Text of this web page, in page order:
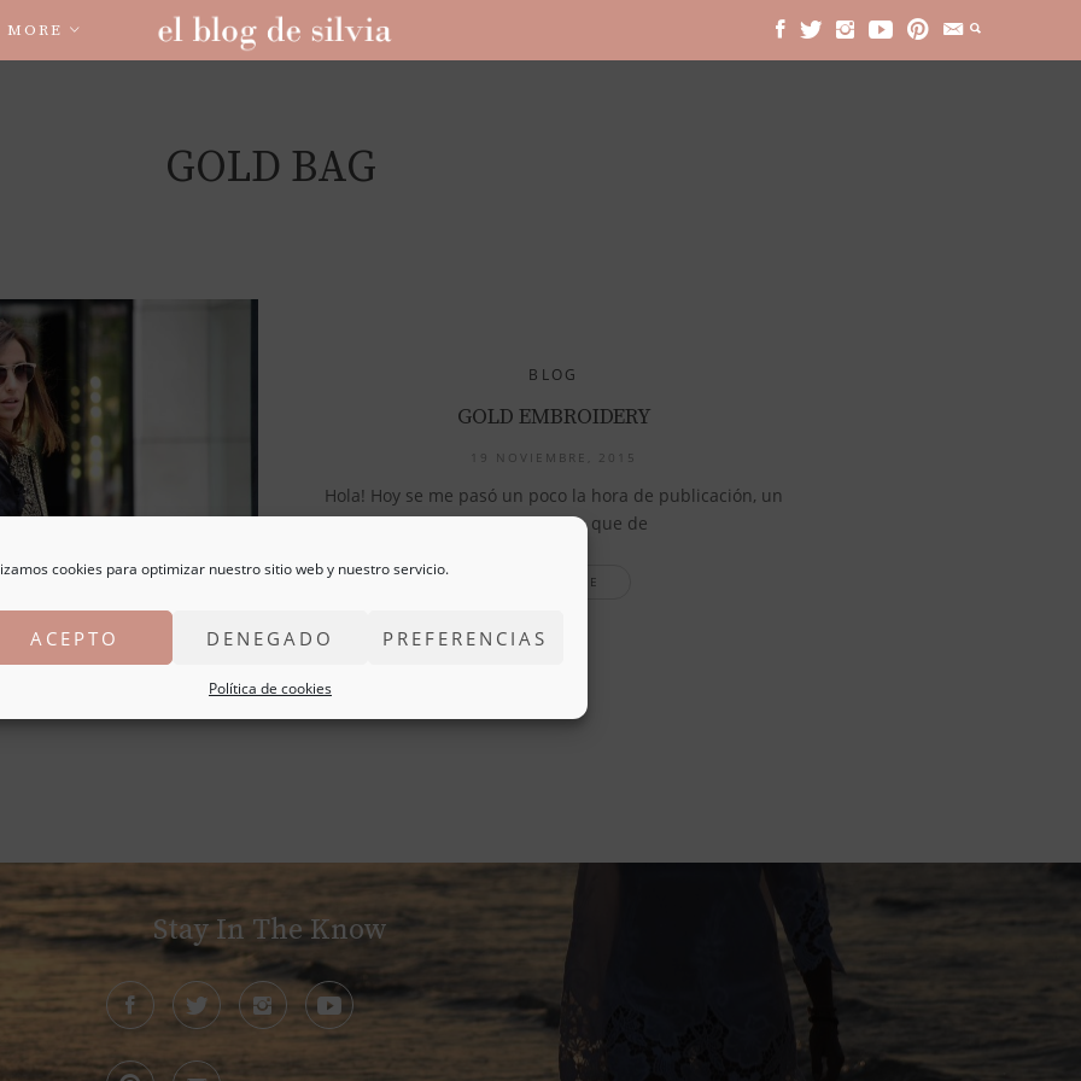
cookies para optimizar nuestro sitio web y nuestro servicio.
ACEPTO DENEGADO PREFERENCIAS
Política de cookies
MORE
GOLD BAG
BLOG
GOLD EMBROIDERY
19 NOVIEMBRE, 2015
Hola! Hoy se me pasó un poco la hora de publicación, un
poco más tarde que de
READ MORE
Stay In The Know